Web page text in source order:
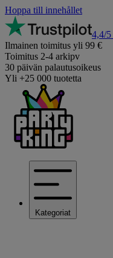
Hoppa till innehållet
4,4/5
Ilmainen toimitus yli 99 €
Toimitus 2-4 arkipv
30 päivän palautusoikeus
Yli +25 000 tuotetta
Kategoriat